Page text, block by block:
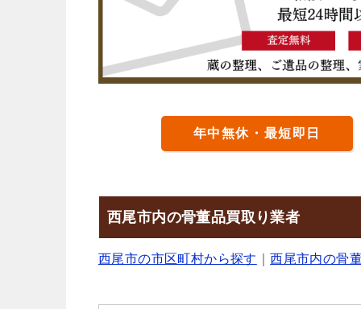
年中無休・最短即日
西尾市内の骨董品買取り業者
西尾市の市区町村から探す ｜西尾市内の骨